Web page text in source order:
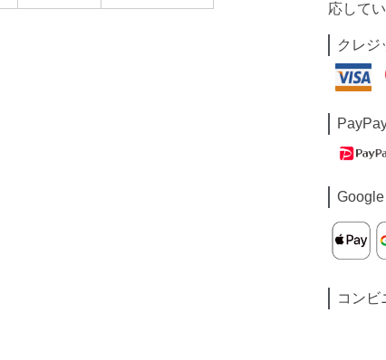
応してい
クレジ
コンビ